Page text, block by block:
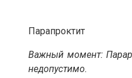
Парапроктит
Важный момент:
недопустимо.